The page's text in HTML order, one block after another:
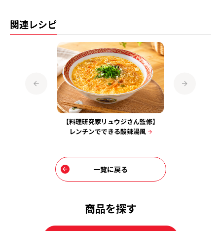
関連レシピ
【料理研究家リュウジさん監修】
レンチンでできる酸辣湯風
一覧に戻る
商品を探す